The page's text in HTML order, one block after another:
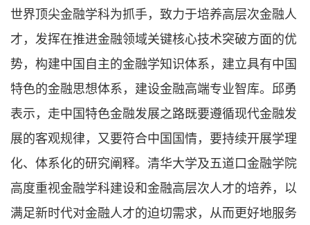
世界顶尖金融学科为抓手，致力于培养高层次金融人
才，发挥在推进金融领域关键核心技术突破方面的优
势，构建中国自主的金融学知识体系，建立具有中国
特色的金融思想体系，建设金融高端专业智库。邱勇
表示，走中国特色金融发展之路既要遵循现代金融发
展的客观规律，又要符合中国国情，要持续开展学理
化、体系化的研究阐释。清华大学及五道口金融学院
高度重视金融学科建设和金融高层次人才的培养，以
满足新时代对金融人才的迫切需求，从而更好地服务